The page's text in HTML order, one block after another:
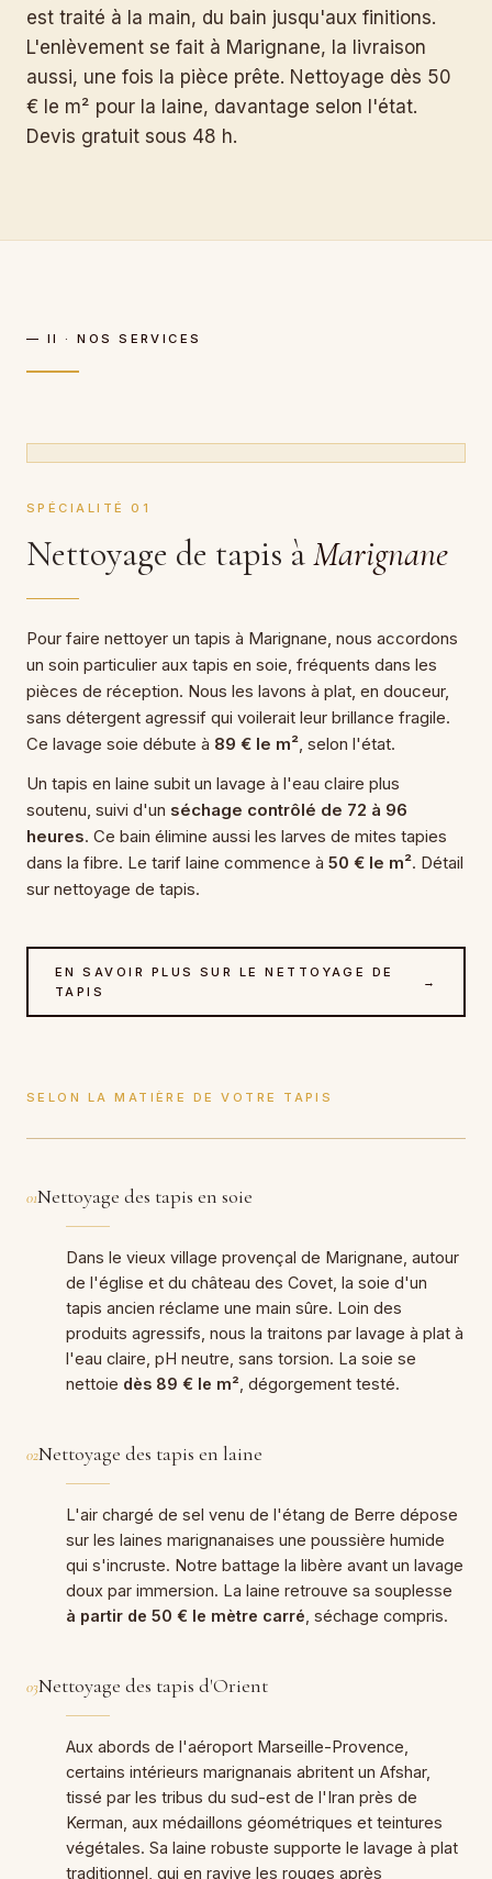
est traité à la main, du bain jusqu'aux finitions.
L'enlèvement se fait à Marignane, la livraison
aussi, une fois la pièce prête. Nettoyage dès 50
€ le m² pour la laine, davantage selon l'état.
Devis gratuit sous 48 h.
— II · NOS SERVICES
SPÉCIALITÉ 01
Nettoyage de tapis àMarignane
Pour faire nettoyer un tapis à Marignane, nous accordons
un soin particulier aux tapis en soie, fréquents dans les
pièces de réception. Nous les lavons à plat, en douceur,
sans détergent agressif qui voilerait leur brillance fragile.
Ce lavage soie débute à 89 € le m² , selon l'état.
Un tapis en laine subit un lavage à l'eau claire plus
soutenu, suivi d'un séchage contrôlé de 72 à 96
heures. Ce bain élimine aussi les larves de mites tapies
dans la fibre. Le tarif laine commence à 50 € le m². Détail
sur nettoyage de tapis.
EN SAVOIR PLUS SUR LE NETTOYAGE DE
TAPIS
→
SELON LA MATIÈRE DE VOTRE TAPIS
01Nettoyage des tapis en soie
Dans le vieux village provençal de Marignane, autour
de l'église et du château des Covet, la soie d'un
tapis ancien réclame une main sûre. Loin des
produits agressifs, nous la traitons par lavage à plat à
l'eau claire, pH neutre, sans torsion. La soie se
nettoie dès 89 € le m² , dégorgement testé.
02Nettoyage des tapis en laine
L'air chargé de sel venu de l'étang de Berre dépose
sur les laines marignanaises une poussière humide
qui s'incruste. Notre battage la libère avant un lavage
doux par immersion. La laine retrouve sa souplesse
à partir de 50 € le mètre carré , séchage compris.
03Nettoyage des tapis d'Orient
Aux abords de l'aéroport Marseille-Provence,
certains intérieurs marignanais abritent un Afshar,
tissé par les tribus du sud-est de l'Iran près de
Kerman, aux médaillons géométriques et teintures
végétales. Sa laine robuste supporte le lavage à plat
traditionnel, qui en ravive les rouges après